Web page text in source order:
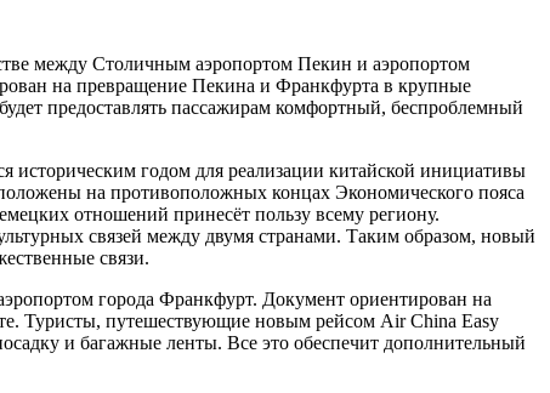
между Столичным аэропортом Пекин и аэропортом
на превращение Пекина и Франкфурта в крупные
предоставлять пассажирам комфортный, беспроблемный
историческим годом для реализации китайской инициативы
на противоположных концах Экономического пояса
отношений принесёт пользу всему региону.
связей между двумя странами. Таким образом, новый
связи.
города Франкфурт. Документ ориентирован на
Туристы, путешествующие новым рейсом Air China Easy
и багажные ленты. Все это обеспечит дополнительный